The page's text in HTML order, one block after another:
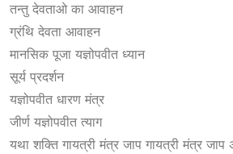
तन्तु देवताओ का आवाहन
ग्रंथि देवता आवाहन
मानसिक पूजा यज्ञोपवीत ध्यान
सूर्य प्रदर्शन
यज्ञोपवीत धारण मंत्र
जीर्ण यज्ञोपवीत त्याग
यथा शक्ति गायत्री मंत्र जाप गायत्री मंत्र जाप